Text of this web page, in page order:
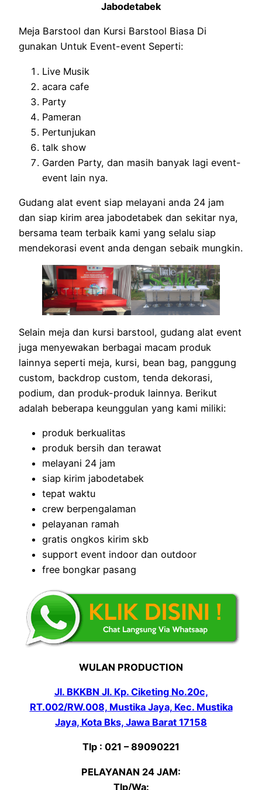
Jabodetabek
Meja Barstool dan Kursi Barstool Biasa Di
gunakan Untuk Event-event Seperti:
Live Musik
acara cafe
Party
Pameran
Pertunjukan
talk show
Garden Party, dan masih banyak lagi event-
event lain nya.
Gudang alat event siap melayani anda 24 jam
dan siap kirim area jabodetabek dan sekitar nya,
bersama team terbaik kami yang selalu siap
mendekorasi event anda dengan sebaik mungkin.
Selain meja dan kursi barstool, gudang alat event
juga menyewakan berbagai macam produk
lainnya seperti meja, kursi, bean bag, panggung
custom, backdrop custom, tenda dekorasi,
podium, dan produk-produk lainnya. Berikut
adalah beberapa keunggulan yang kami miliki:
produk berkualitas
produk bersih dan terawat
melayani 24 jam
siap kirim jabodetabek
tepat waktu
crew berpengalaman
pelayanan ramah
gratis ongkos kirim skb
support event indoor dan outdoor
free bongkar pasang
WULAN PRODUCTION
Jl. BKKBN Jl. Kp. Ciketing No.20c,
RT.002/RW.008, Mustika Jaya, Kec. Mustika
Jaya, Kota Bks, Jawa Barat 17158
Tlp : 021 – 89090221
PELAYANAN 24 JAM:
Tlp/Wa: